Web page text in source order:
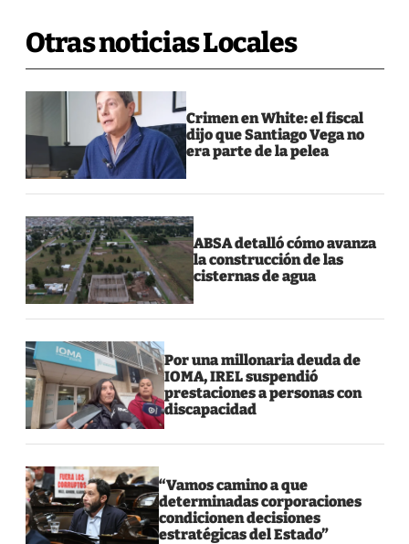
Otras noticias Locales
Crimen en White: el fiscal
dijo que Santiago Vega no
era parte de la pelea
ABSA detalló cómo avanza
la construcción de las
cisternas de agua
Por una millonaria deuda de
IOMA, IREL suspendió
prestaciones a personas con
discapacidad
“Vamos camino a que
determinadas corporaciones
condicionen decisiones
estratégicas del Estado”